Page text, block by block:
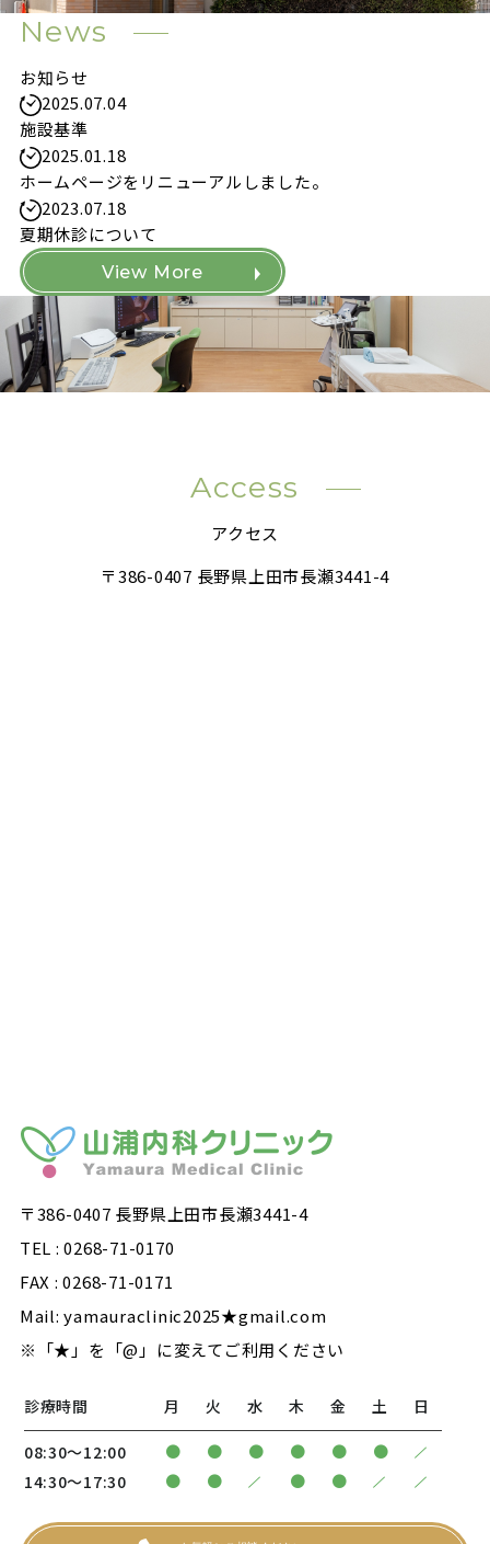
News
お知らせ
2025.07.04
施設基準
2025.01.18
ホームページをリニューアルしました。
2023.07.18
夏期休診について
View More
Access
アクセス
〒386-0407 長野県上田市長瀬3441-4
〒386-0407 長野県上田市長瀬3441-4
TEL : 0268-71-0170
FAX : 0268-71-0171
Mail: yamauraclinic2025★gmail.com
※「★」を「@」に変えてご利用ください
診療時間 月 火 水 木 金 土 日
08:30〜12:00 ● ● ● ● ● ● /
14:30〜17:30 ● ● / ● ● / /